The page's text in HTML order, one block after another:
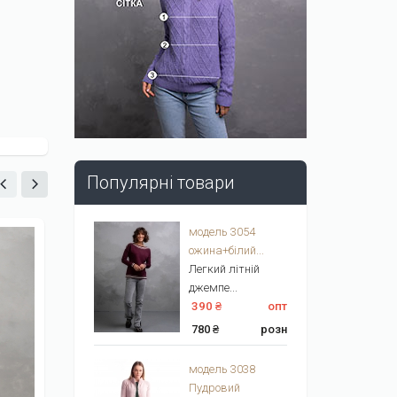
Популярні товари
модель 3054
ожина+білий...
Легкий літній
джемпе...
390 ₴
опт
780 ₴
розн
модель 3038
Пудровий